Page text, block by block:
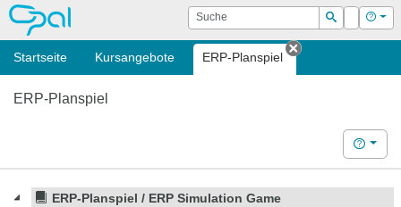
OPAL Suche
Suchen
Login Hilfe
Startseite Kursangebote ERP-Planspiel
Tab schließen
ERP-Planspiel
Hilfe
ERP-Planspiel / ERP Simulation Game